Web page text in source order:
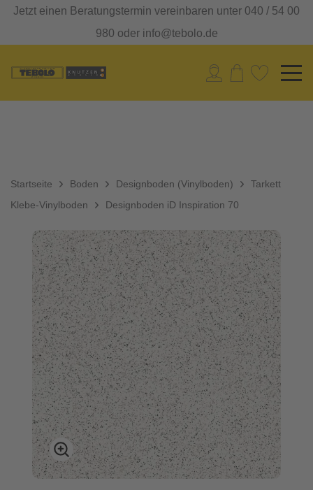
Jetzt einen Beratungstermin vereinbaren unter 040 / 54 00
980 oder info@tebolo.de
Startseite Boden
Designboden (Vinylboden)
Klebe-Vinylboden
Tarkett
Designboden iD Inspiration 70